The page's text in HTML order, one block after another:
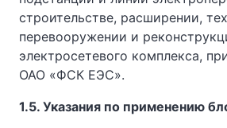
строительстве, расширении,
перевооружении и
электросетевого комплекса,
ОАО «ФСК ЕЭС».
1.5. Указания по применению